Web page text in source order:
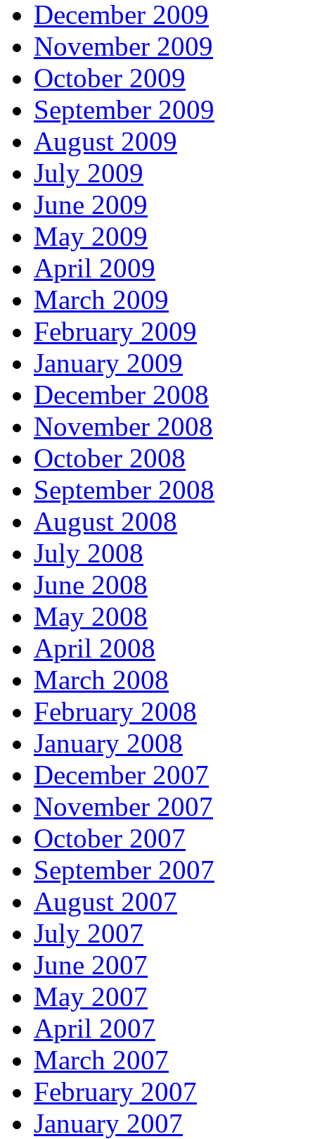
December 2009
November 2009
October 2009
September 2009
August 2009
July 2009
June 2009
May 2009
April 2009
March 2009
February 2009
January 2009
December 2008
November 2008
October 2008
September 2008
August 2008
July 2008
June 2008
May 2008
April 2008
March 2008
February 2008
January 2008
December 2007
November 2007
October 2007
September 2007
August 2007
July 2007
June 2007
May 2007
April 2007
March 2007
February 2007
January 2007